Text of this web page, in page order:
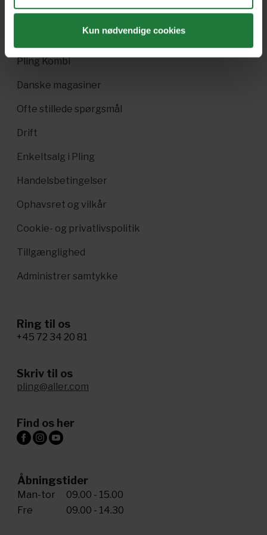
Kun nødvendige cookies
Gavekort
Pling Kombi
Danske magasiner
Ofte stillede spørgsmål
Drift
Enkeltsalg i Pling
Handelsbetingelser
Ophavsret og vilkår
Cookie- og privatlivspolitik
Tillgænglighed
Administrer samtykke
Ring til os
+45 72 34 20 81
Skriv til os
pling@aller.com
Find os her
Åbningstider
Man-tor
09.00 - 15.00
Fre
09.00 - 14.30